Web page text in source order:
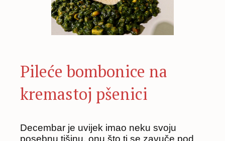
Pileće bombonice na
kremastoj pšenici
Decembar je uvijek imao neku svoju
posebnu tišinu, onu što ti se zavuče pod